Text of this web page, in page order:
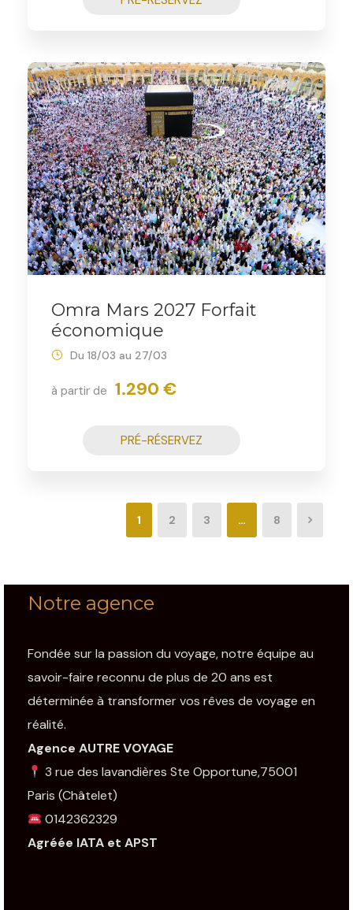
Omra Mars 2027 Forfait
économique
à partir de 1.290 €
Du 18/03 au 27/03
PRÉ-RÉSERVEZ
1 2 3 … 8
Notre agence
Fondée sur la passion du voyage, notre équipe au
savoir-faire reconnu de plus de 20 ans est
déterminée à transformer vos rêves de voyage en
réalité.
Agence AUTRE VOYAGE
3 rue des lavandières Ste Opportune,75001
Paris (Châtelet)
0142362329
Agréée IATA et APST